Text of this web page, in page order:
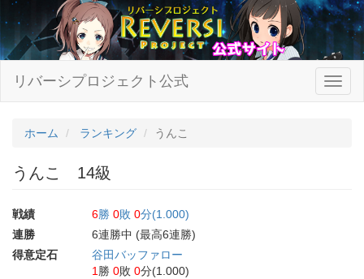
リバーシプロジェクト公式
ホーム ランキング うんこ
うんこ 14級
戦績 6勝 0敗 0分(1.000)
連勝
6連勝中 (最高6連勝)
得意定石
谷田バッファロー
1 勝 0敗 0分(1.000)